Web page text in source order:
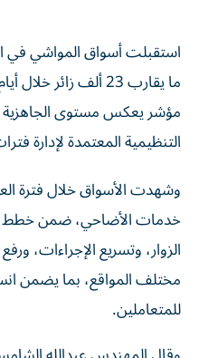
استقبلت أسواق المواشي في
ما يقارب 23 ألف
مؤشر يعكس مستوى الجاهزية
التنظيمية المعتمدة لإدارة
وشهدت الأسواق خلال فترة
خدمات الأضاحي، ضمن خطط
الزوار، وتسريع الإجراءات،
مختلف المواقع، بما يضمن
للمتعاملين.
وقال المهندس عبدالله